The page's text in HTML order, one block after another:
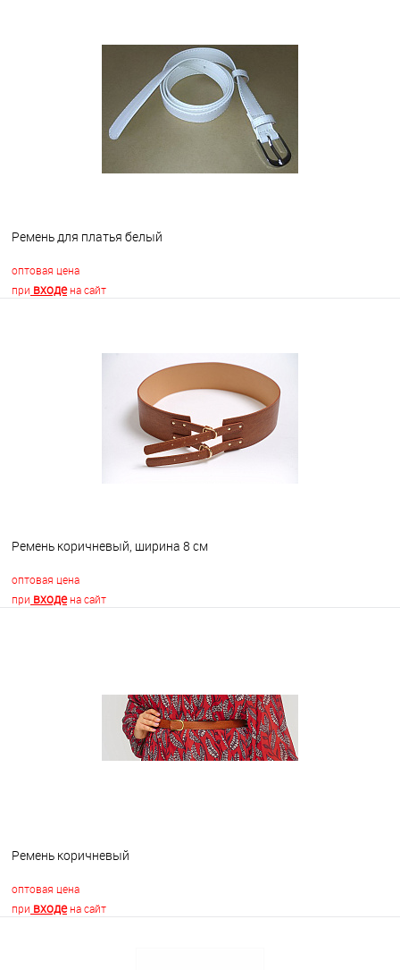
Недоступно
Ремень для платья белый
оптовая цена
при входена сайт
В наличии
Ремень коричневый, ширина 8 см
оптовая цена
при входена сайт
В наличии
Ремень коричневый
оптовая цена
при входена сайт